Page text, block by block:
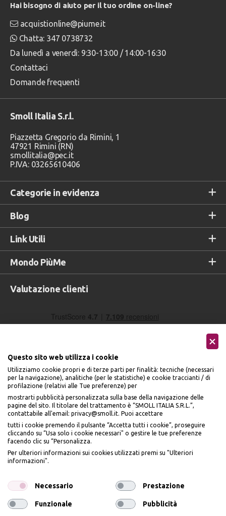
Categorie in evidenza
Blog
Link Utili
Mondo PiùMe
Hai bisogno di aiuto per il tuo ordine on-line?
acquistionline@piume.it
Chatta: 347 0738732
Da lunedì a venerdì: 9:30-13:00 / 14:00-16:30
Contattaci
Domande frequenti
Smoll Italia S.r.l.
Piazzetta Gregorio da Rimini, 1
47921 Rimini (RN)
smollitalia@pec.it
P.IVA: 03265610406
Valutazione clienti
Accettiamo
Seguici sui social
Questo sito web utilizza i cookie
Utilizziamo cookie propri e di terze parti per finalità: tecniche (necessari
per la navigazione), analitiche (per le statistiche) e cookie traccianti / di
profilazione (relativi alle Tue preferenze) per
mostrarti pubblicità personalizzata sulla base della navigazione delle
pagine del sito. Il titolare del trattamento è “SMOLL ITALIA S.R.L.”,
contattabile all'email: privacy@smoll.it. Puoi accettare
tutti i cookie premendo il pulsante “Accetta tutti i cookie”, proseguire
cliccando su “Usa solo i cookie necessari" o gestire le tue preferenze
facendo clic su “Personalizza.
Per ulteriori informazioni sui cookies utilizzati premi su "Ulteriori
informazioni".
Necessario Prestazione
Funzionale Pubblicità
BENVENUTO DA
PIÙME
IL10% DI SCONTO